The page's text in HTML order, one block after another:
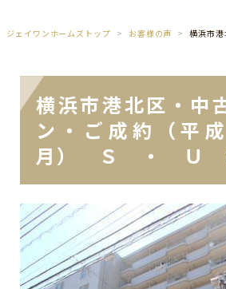
ジェイワンホームズトップ お客様の声
横浜市港北区・中
ン・ご成約（平
月） Ｓ ・ Ｕ